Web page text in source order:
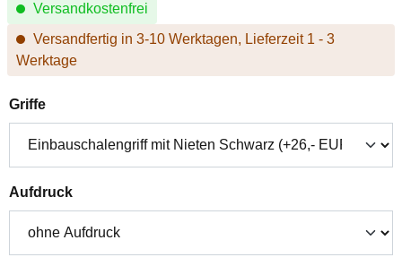
Versandkostenfrei
Versandfertig in 3-10 Werktagen, Lieferzeit 1 - 3
Werktage
Griffeauswählen
Aufdruckauswählen